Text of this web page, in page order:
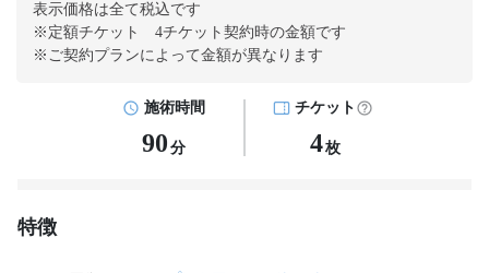
表示価格は全て税込です
※定額チケット 4チケット契約時の金額です
※ご契約プランによって金額が異なります
施術時間
90 分
チケット
4枚
特徴